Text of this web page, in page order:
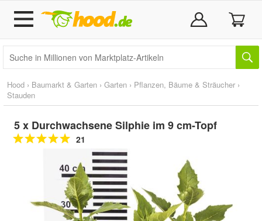
Hood › Baumarkt & Garten › Garten › Pflanzen, Bäume & Sträucher ›
Stauden
5 x Durchwachsene Silphie im 9 cm-Topf
21